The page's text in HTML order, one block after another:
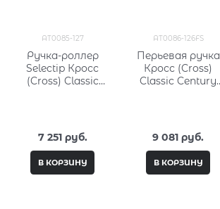
AT0085-127
Ручка-роллер
Selectip Кросс
(Cross) Classic
7 251 руб.
В КОРЗИНУ
AT0086-126FS
Перьевая ручка
Кросс (Cross)
Classic Century
9 081 руб.
В КОРЗИНУ